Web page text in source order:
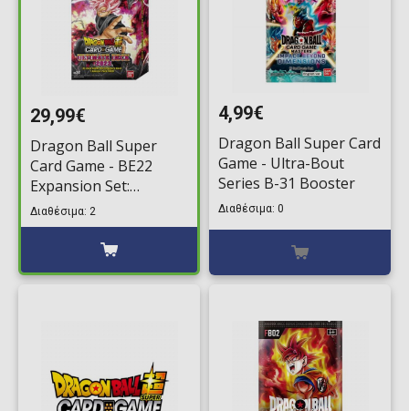
29,99€
Dragon Ball Super
Card Game - BE22
Expansion Set:
Ultimate Deck 2023
Διαθέσιμα: 2
4,99€
Dragon Ball Super Card
Game - Ultra-Bout
Series B-31 Booster
Διαθέσιμα: 0